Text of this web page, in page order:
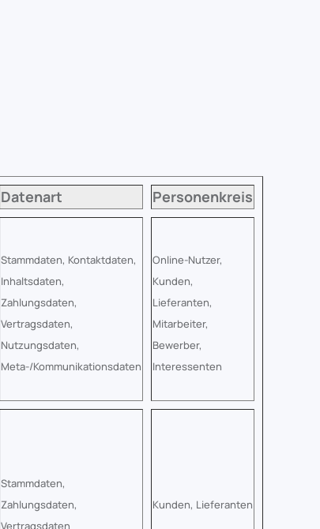
Datenart Personenkreis
Stammdaten, Kontaktdaten,
Inhaltsdaten,
Zahlungsdaten,
Vertragsdaten,
Nutzungsdaten,
Meta-/Kommunikationsdaten
Online-Nutzer,
Kunden,
Lieferanten,
Mitarbeiter,
Bewerber,
Interessenten
Stammdaten,
Zahlungsdaten,
Vertragsdaten
Kunden, Lieferanten